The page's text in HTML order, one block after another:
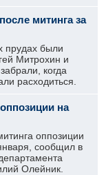
митинга за
прудах были
Митрохин и
когда
расходиться.
на
оппозиции
сообщил в
Олейник.